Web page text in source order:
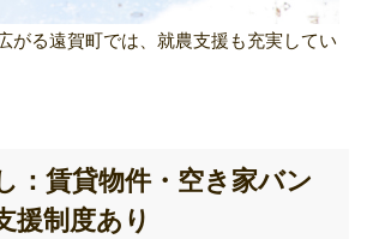
がる遠賀町では、就農支援も充実してい
：賃貸物件・空き家バン
援制度あり